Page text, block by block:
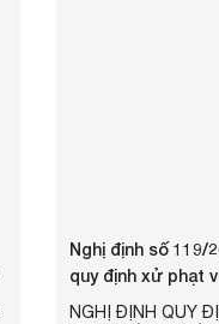
Nghị định số 119/
quy định xử phạt
chính trong lĩnh
NGHỊ ĐỊNH QUY